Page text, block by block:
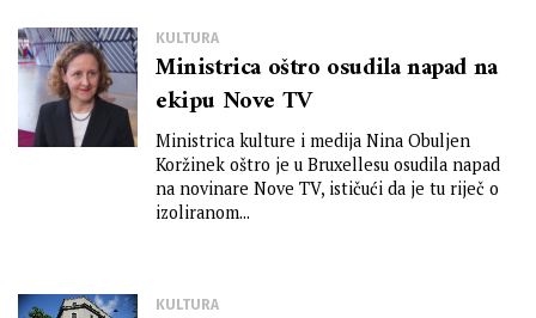
KULTURA
Ministrica oštro osudila napad na
ekipu Nove TV
Ministrica kulture i medija Nina Obuljen
Koržinek oštro je u Bruxellesu osudila napad
na novinare Nove TV, ističući da je tu riječ o
izoliranom...
KULTURA